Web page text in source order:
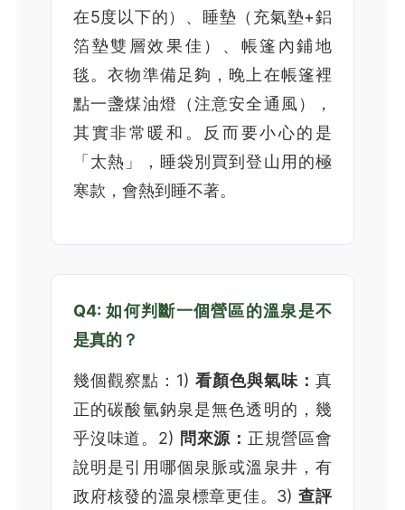
在5度以下的）、睡墊（充氣墊+鋁
箔墊雙層效果佳）、帳篷內鋪地
毯。衣物準備足夠，晚上在帳篷裡
點一盞煤油燈（注意安全通風），
其實非常暖和。反而要小心的是
「太熱」，睡袋別買到登山用的極
寒款，會熱到睡不著。
Q4: 如何判斷一個營區的溫泉是不
是真的？
幾個觀察點：1) 看顏色與氣味： 真
正的碳酸氫鈉泉是無色透明的，幾
乎沒味道。2) 問來源： 正規營區會
說明是引用哪個泉脈或溫泉井，有
政府核發的溫泉標章更佳。3)查評